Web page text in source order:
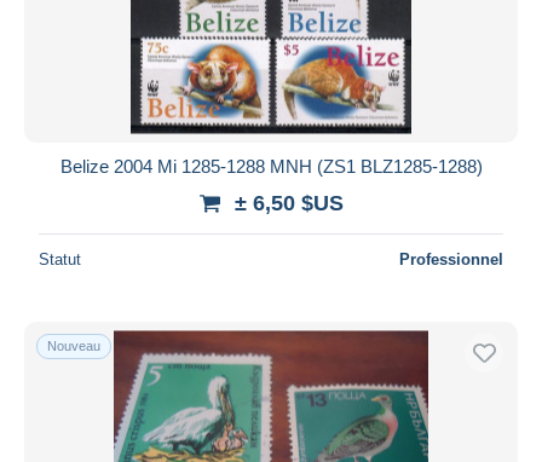
Belize 2004 Mi 1285-1288 MNH (ZS1 BLZ1285-1288)
± 6,50 $US
Statut Professionnel
Nouveau